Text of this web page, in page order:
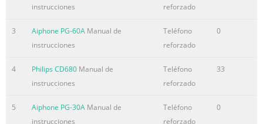
instrucciones
reforzado
3 Aiphone PG-60A Manual de
instrucciones
Teléfono
reforzado
0
4 Philips CD680 Manual de
instrucciones
Teléfono
reforzado
33
5 Aiphone PG-30A Manual de
instrucciones
Teléfono
reforzado
0